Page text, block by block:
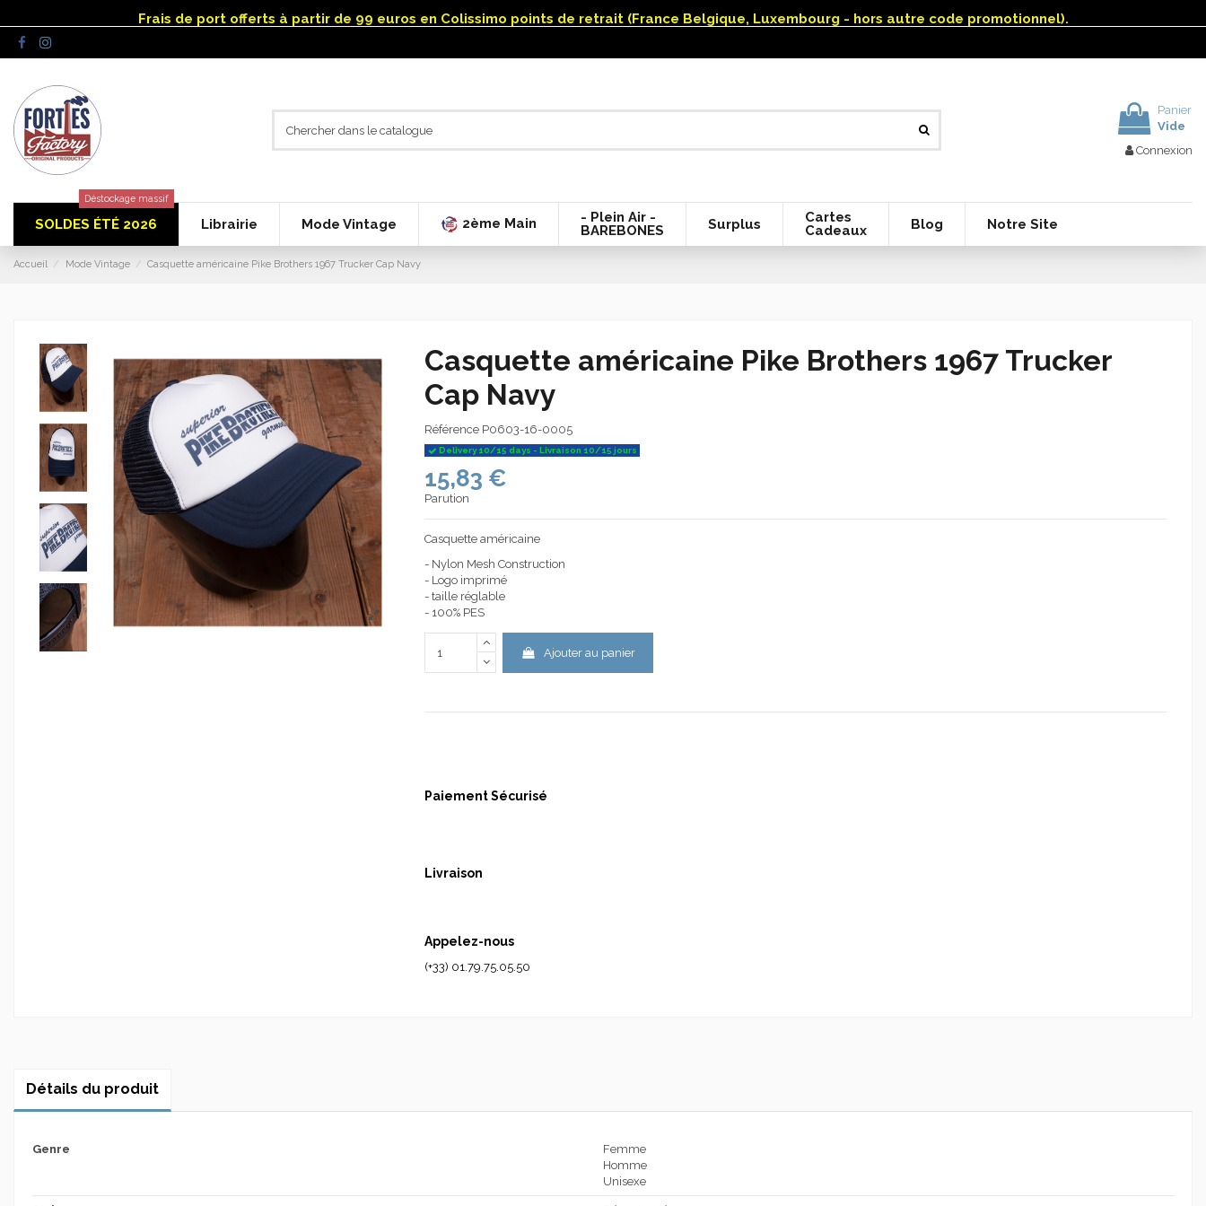
Frais de port offerts à partir de 99 euros en Colissimo points de retrait (France Belgique, Luxembourg - hors autre code promotionnel).
Panier
Vide
Connexion
SOLDES ÉTÉ 2026
Déstockage massif
Librairie Mode Vintage 2ème Main
- Plein Air -
BAREBONES
Surplus
Cartes
Cadeaux
Blog Notre Site
Accueil Mode Vintage Casquette américaine Pike Brothers 1967 Trucker Cap Navy
Casquette américaine Pike Brothers 1967 Trucker
Cap Navy
Référence P0603-16-0005
Delivery 10/15 days - Livraison 10/15 jours
15,83 €
Parution
Casquette américaine
- Nylon Mesh Construction
- Logo imprimé
- taille réglable
- 100% PES
Ajouter au panier
Paiement Sécurisé
Livraison
Appelez-nous
(+33) 01.79.75.05.50
Détails du produit
Genre
Femme
Homme
Unisexe